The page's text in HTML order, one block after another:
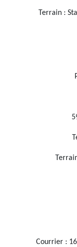
Terrain :
Courrier : 16